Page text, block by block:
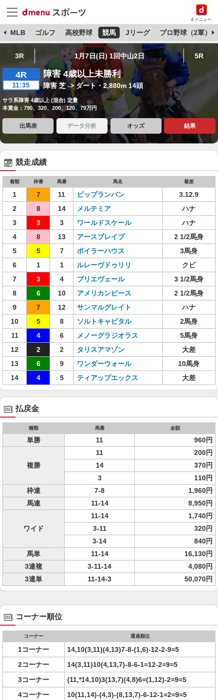
dメニュー
MLB ゴルフ 高校野球 競馬 Jリーグ プロ野球（2軍）
3R 1月7日(日) 1回中山2日 5R
4R
11:35
障害 4歳以上未勝利
障害 芝 -> ダート・2,880m 14頭
サラ系障害 4歳以上 (混合) 定量
本賞金：790、320、200、120、79万円
出馬表 データ分析 オッズ 結果
競走成績
着順 枠番 馬番 馬名 着差
1 7 11 ビップランバン
3.12.9
2
8 14 メルテミア
ハナ
3
3 3 ワールドスケール
ハナ
4
8 13 アースブレイブ
2 1/2馬身
5
5 7 ボイラーハウス
3馬身
6
1 1 ルレーヴドゥリリ
クビ
7
3 4 ブリエヴェール
3 1/2馬身
8
6 10 アメリカンピース
2 1/2馬身
9
7 12 サンマルグレイト
ハナ
10
5 8 ソルトキャピタル
2馬身
11
4 6 メノーグラジオラス
5馬身
12
2 2 タリスアマゾン
大差
13
6 9 ワンダーウォール
10馬身
14
4 5 ティアップエックス 大差
払戻金
種類 馬番 金額
単勝 11 960円
複勝
11
200円
14
370円
3
110円
枠連
7-8
1,960円
馬連
11-14 8,950円
ワイド
11-14
1,740円
3-11
320円
3-14
840円
馬単
11-14
16,130円
3連複
3-11-14
4,080円
3連単
11-14-3 50,070円
コーナー順位
コーナー 通過順位
1コーナー
14,10(3,11)(4,13)7-8-(1,6)-12-2-9=5
2コーナー
14(3,11)10(4,13,7)-8-6-1=12-2=9=5
3コーナー
(11,*14,10)3(13,7)(4,8)6=(1,12)-2=9=5
4コーナー
10(11,14)-(4,3)-(8,13,7)-6-12-1=2=9=5